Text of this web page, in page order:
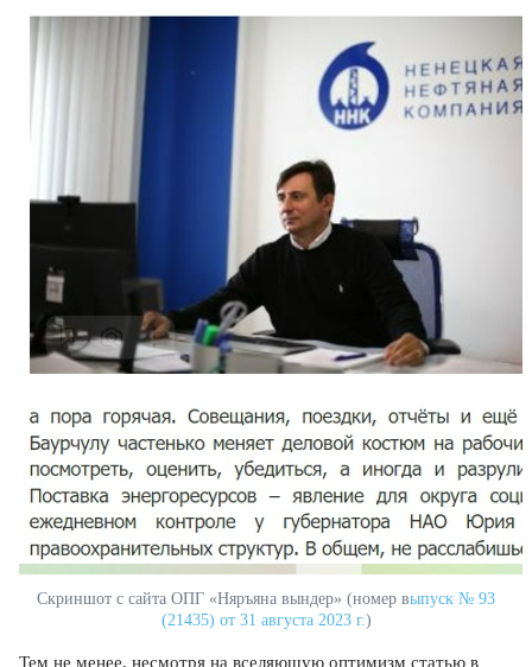
Скриншот с сайта ОПГ «Няръяна вындер» (номер выпуск № 93
(21435) от 31 августа 2023 г.)
Тем не менее, несмотря на вселяющую оптимизм статью в